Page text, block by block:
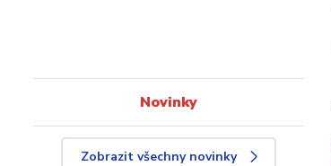
Novinky
Zobrazit všechny novinky